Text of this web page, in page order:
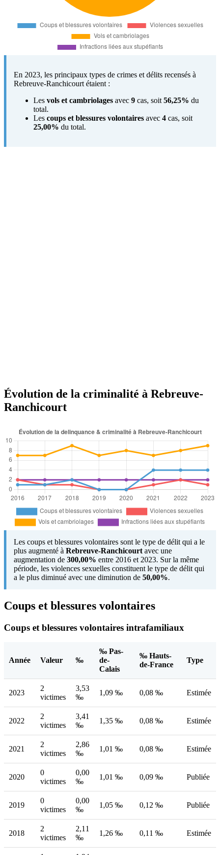
En 2023, les principaux types de crimes et délits recensés à
Rebreuve-Ranchicourt étaient :
Les vols et cambriolages avec 9 cas, soit 56,25% du
total.
Les coups et blessures volontaires avec 4 cas, soit
25,00% du total.
Évolution de la criminalité à Rebreuve-
Ranchicourt
Les coups et blessures volontaires sont le type de délit qui a le
plus augmenté à Rebreuve-Ranchicourt avec une
augmentation de 300,00% entre 2016 et 2023. Sur la même
période, les violences sexuelles constituent le type de délit qui
a le plus diminué avec une diminution de 50,00%.
Coups et blessures volontaires
Coups et blessures volontaires intrafamiliaux
Année Valeur ‰
‰ Pas-
de-
Calais
‰ Hauts-
de-France
Type
2023
2
victimes
3,53
‰
1,09 ‰ 0,08 ‰ Estimée
2022
2
victimes
3,41
‰
1,35 ‰ 0,08 ‰ Estimée
2021
2
victimes
2,86
‰
1,01 ‰ 0,08 ‰ Estimée
2020
0
victimes
0,00
‰
1,01 ‰ 0,09 ‰ Publiée
2019
0
victimes
0,00
‰
1,05 ‰ 0,12 ‰ Publiée
2018
2
victimes
2,11
‰
1,26 ‰ 0,11 ‰ Estimée